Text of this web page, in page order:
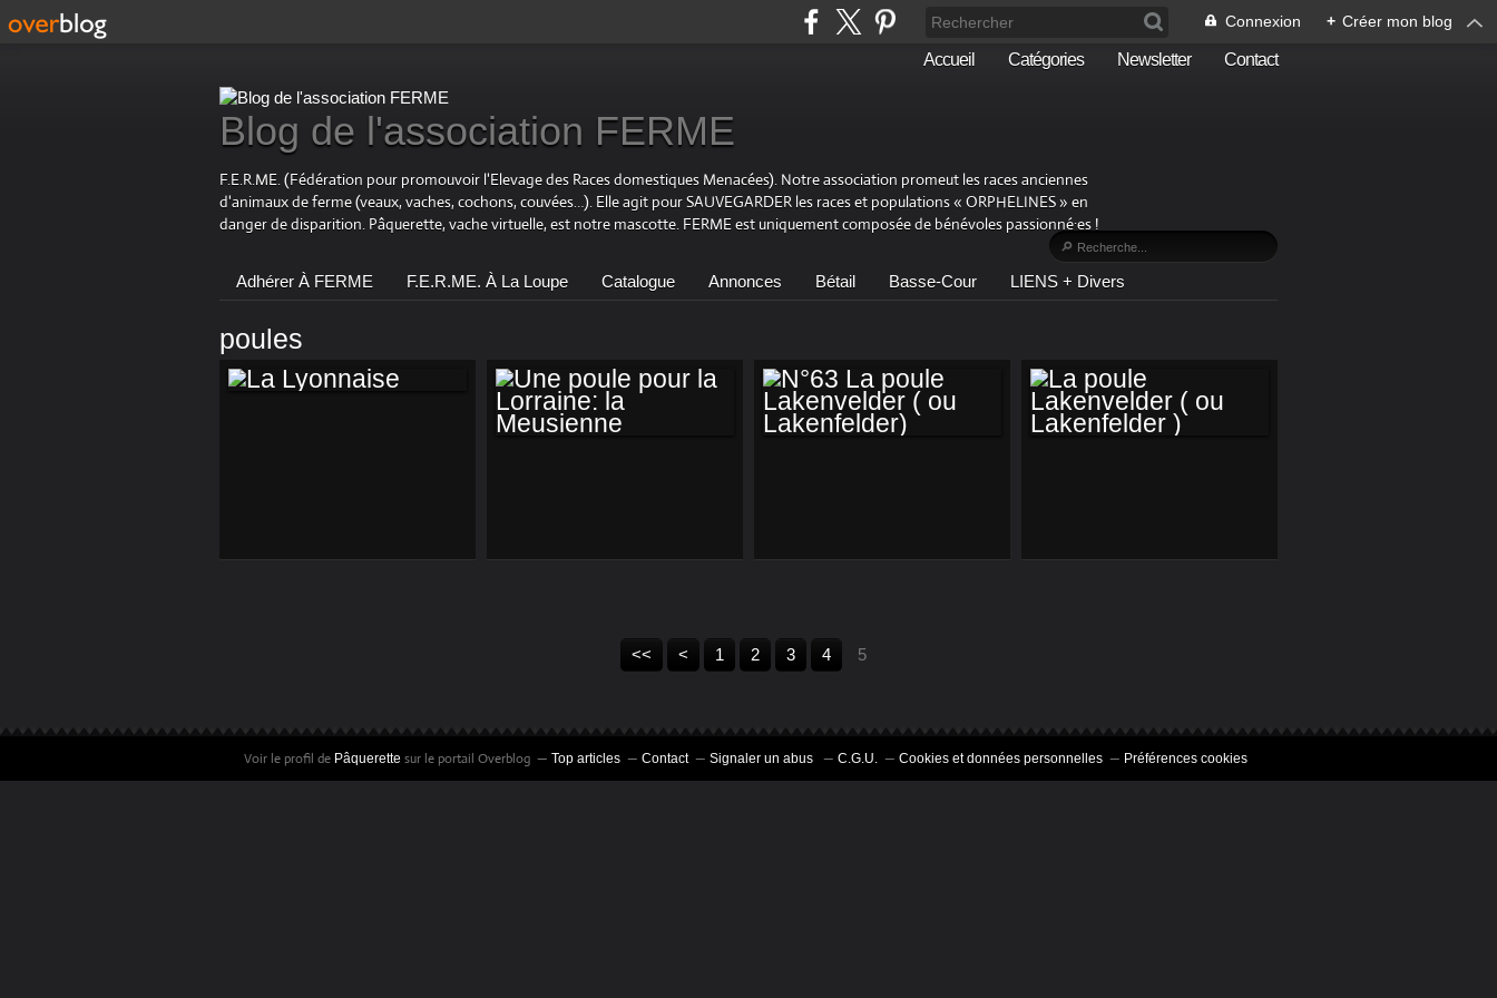
Connexion + Créer mon blog
Accueil Catégories Newsletter Contact
Blog de l'association FERME
F.E.R.ME. (Fédération pour promouvoir l'Elevage des Races domestiques Menacées). Notre association promeut les races anciennes
d'animaux de ferme (veaux, vaches, cochons, couvées…). Elle agit pour SAUVEGARDER les races et populations « ORPHELINES » en
danger de disparition. Pâquerette, vache virtuelle, est notre mascotte. FERME est uniquement composée de bénévoles passionné·es !
Adhérer À FERME F.E.R.ME. À La Loupe Catalogue Annonces Bétail Basse-Cour LIENS + Divers
poules
MEUSIENNE
LAKENFELDER)
LAKENFELDER )
<< < 1 2 3 4 5
Voir le profil de Pâquerette sur le portail Overblog Top articles Contact Signaler un abus C.G.U. Cookies et données personnelles Préférences cookies